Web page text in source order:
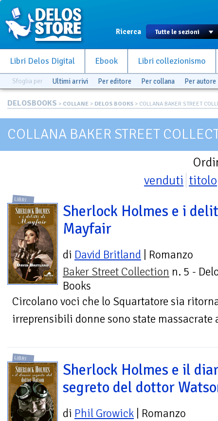
Ricerca
Libri Delos Digital Ebook Libri collezionismo
Sfoglia per Ultimi arrivi Per editore Per collana Per autore
DELOSBOOKS > COLLANE > DELOS BOOKS > COLLANA BAKER STREET
COLLANA BAKER STREET
venduti titolo
LIBRI
Sherlock Holmes e i
Mayfair
di David Britland | Romanzo
Baker Street Collection n. 5 -
Books
Circolano voci che lo Squartatore sia
irreprensibili donne sono state
LIBRI
Sherlock Holmes e il
segreto del dottor
di Phil Growick | Romanzo